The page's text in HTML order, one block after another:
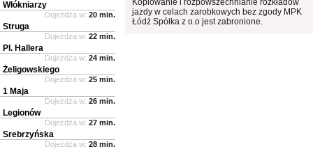
Kopiowanie i rozpowszechnianie rozkładów
jazdy w celach zarobkowych bez zgody MPK
Łódź Spółka z o.o jest zabronione.
Włókniarzy
Dojeżdża w: 20 min.
Struga
Dojeżdża w: 22 min.
Pl. Hallera
Dojeżdża w: 24 min.
Żeligowskiego
Dojeżdża w: 25 min.
1 Maja
Dojeżdża w: 26 min.
Legionów
Dojeżdża w: 27 min.
Srebrzyńska
Dojeżdża w: 28 min.